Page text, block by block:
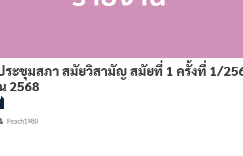
ระชุมสภา สมัยวิสามัญ สมัยที่ 1 ครั้งที่ 1/
2568
Peach1980